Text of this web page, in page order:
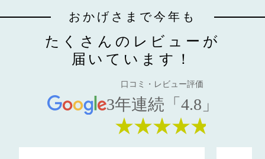
おかげさまで今年も
たくさんのレビューが
届いています！
口コミ・レビュー評価
3年連続「4.8」
★★★★★